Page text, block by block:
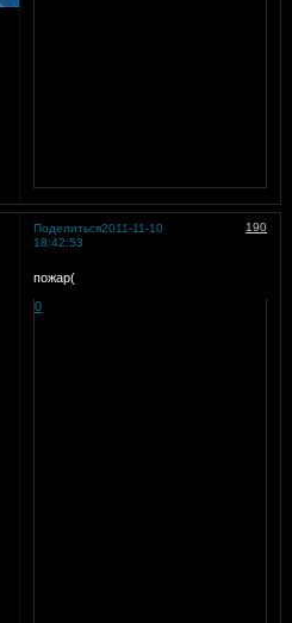
Поделиться 190
2011-11-10
18:42:53
пожар(
0